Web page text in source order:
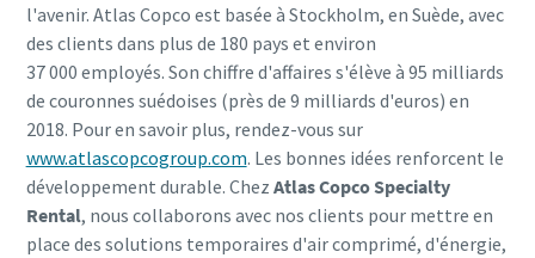
l'avenir. Atlas Copco est basée à Stockholm, en Suède, avec
des clients dans plus de 180 pays et environ
37 000 employés. Son chiffre d'affaires s'élève à 95 milliards
de couronnes suédoises (près de 9 milliards d'euros) en
2018. Pour en savoir plus, rendez-vous sur
www.atlascopcogroup.com. Les bonnes idées renforcent le
développement durable. Chez Atlas Copco Specialty
Rental, nous collaborons avec nos clients pour mettre en
place des solutions temporaires d'air comprimé, d'énergie,